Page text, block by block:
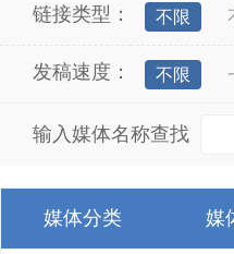
链接类型： 不限
发稿速度： 不限
输入媒体名称查找
媒体分类 媒